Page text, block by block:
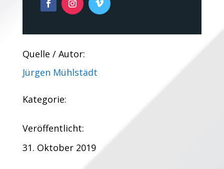
Quelle / Autor:
Jürgen Mühlstädt
Kategorie:
Veröffentlicht:
31. Oktober 2019